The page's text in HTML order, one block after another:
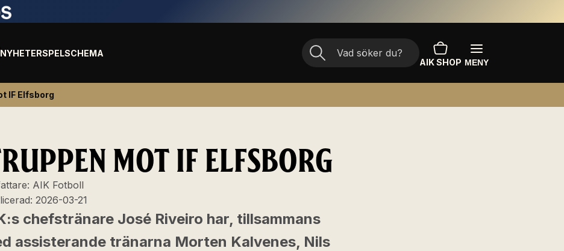
NYHETERSPELSCHEMA
AIK SHOP MENY
IF Elfsborg
MOT IF ELFSBORG
AIK Fotboll
2026-03-21
chefstränare José Riveiro har, tillsammans
assisterande tränarna Morten Kalvenes, Nils